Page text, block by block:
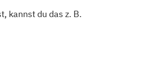
kannst du das z. B.